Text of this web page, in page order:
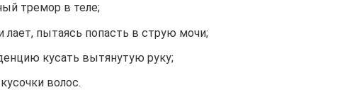
тремор в теле;
лает, пытаясь попасть в струю мочи;
кусать вытянутую руку;
волос.